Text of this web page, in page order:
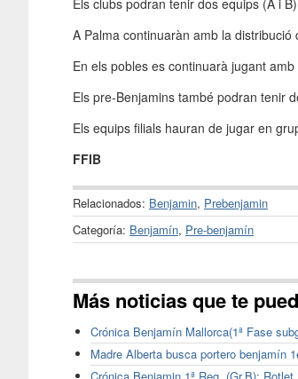
A Palma continuaràn amb la
En els pobles es continuarà jugant amb
Els pre-Benjamins també podran tenir
Els equips filials hauran de jugar en
FFIB
Relacionados: Benjamin, Prebenjamin
Categoría: Benjamín, Pre-benjamín
Más noticias que te
Crónica Benjamín Mallorca(1ª Fase
Madre Alberta busca portero benjamín